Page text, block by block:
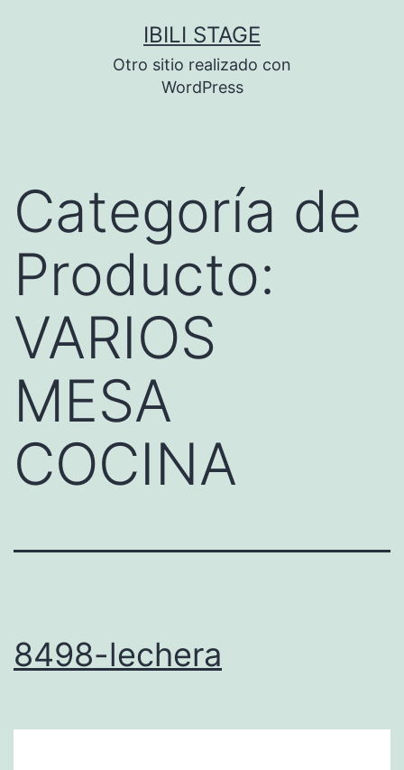
IBILI STAGE
Otro sitio realizado con
WordPress
Categoría de
Producto:
VARIOS
MESA
COCINA
8498-lechera